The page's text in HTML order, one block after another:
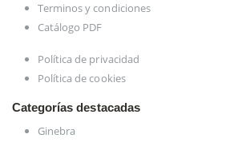
Terminos y condiciones
Catálogo PDF
Política de privacidad
Política de cookies
Categorías destacadas
Ginebra